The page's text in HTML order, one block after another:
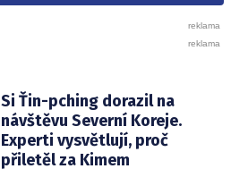
Si Ťin-pching dorazil na
návštěvu Severní Koreje.
Experti vysvětlují, proč
přiletěl za Kimem